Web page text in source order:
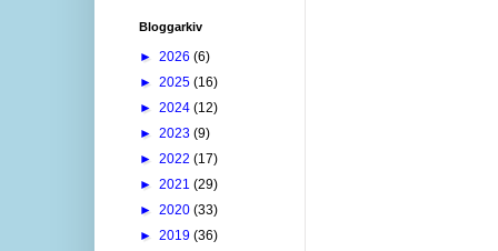
Bloggarkiv
► 2026 (6)
► 2025 (16)
► 2024 (12)
► 2023 (9)
► 2022 (17)
► 2021 (29)
► 2020 (33)
► 2019 (36)